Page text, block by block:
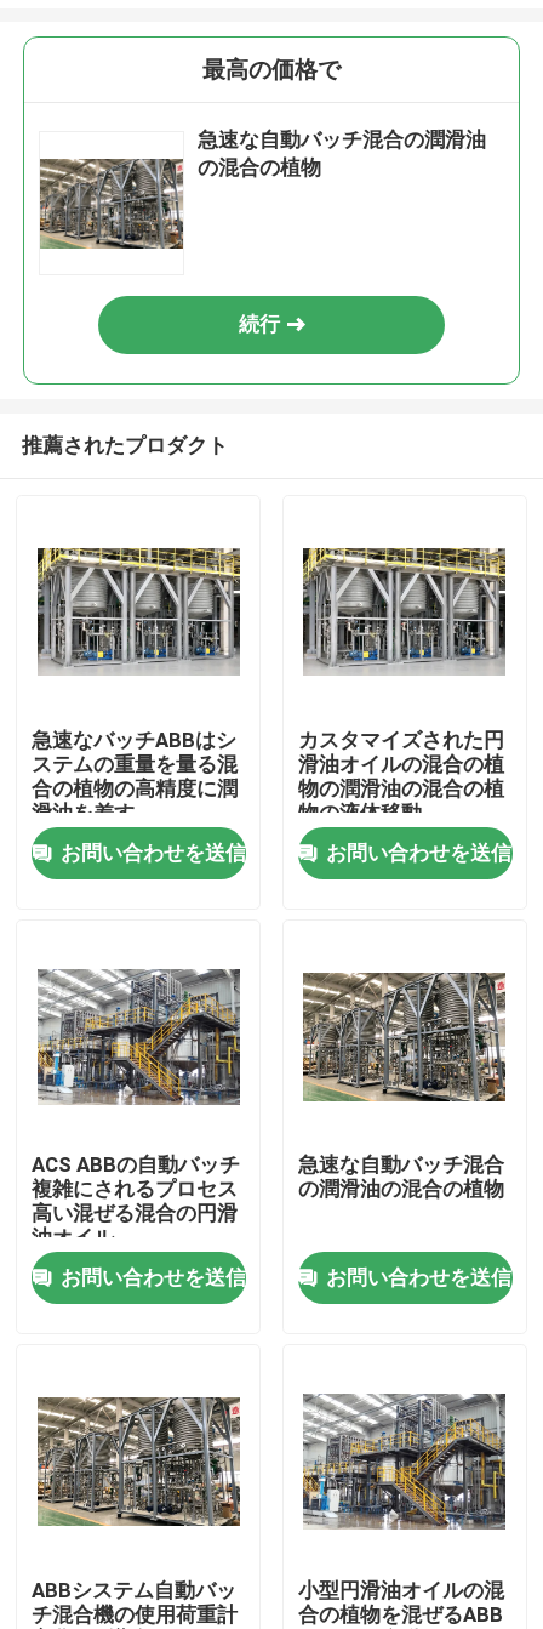
プロダクト
ビデオ
私達について
工場旅行
品質管理
ニュース
引用を要求しなさい
最高の価格で
急速な自動バッチ混合の潤滑油
の混合の植物
続行
推薦されたプロダクト
急速なバッチABBはシ
ステムの重量を量る混
合の植物の高精度に潤
滑油を差す
お問い合わせを送信
カスタマイズされた円
滑油オイルの混合の植
物の潤滑油の混合の植
物の液体移動
お問い合わせを送信
ACS ABBの自動バッチ
複雑にされるプロセス
高い混ぜる混合の円滑
油オイル
お問い合わせを送信
急速な自動バッチ混合
の潤滑油の混合の植物
お問い合わせを送信
ABBシステム自動バッ
チ混合機の使用荷重計
小型円滑油オイルの混
合の植物を混ぜるABB